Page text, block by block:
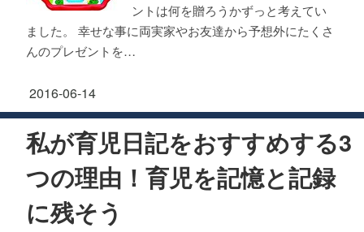
ントは何を贈ろうかずっと考えてい
ました。 幸せな事に両実家やお友達から予想外にたくさ
んのプレゼントを…
2016-06-14
私が育児日記をおすすめする3
つの理由！育児を記憶と記録
に残そう